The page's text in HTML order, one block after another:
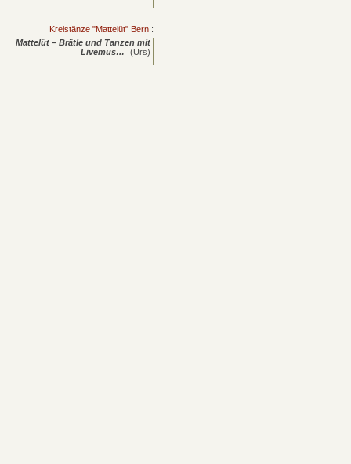
Kreistänze "Mattelüt" Bern :
Mattelüt – Brätle und Tanzen mit
Livemus…
(Urs)